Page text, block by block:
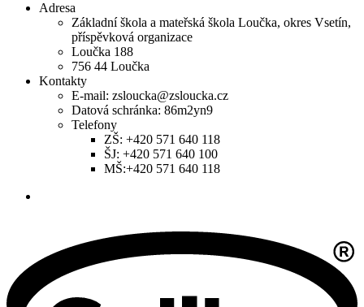
Adresa
Základní škola a mateřská škola Loučka, okres Vsetín,
příspěvková organizace
Loučka 188
756 44 Loučka
Kontakty
E-mail: zsloucka@zsloucka.cz
Datová schránka: 86m2yn9
Telefony
ZŠ: +420 571 640 118
ŠJ: +420 571 640 100
MŠ:+420 571 640 118